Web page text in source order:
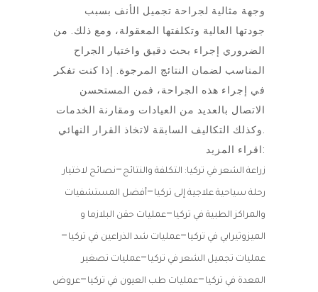
وجهة مثالية لجراحة تجميل الأنف بسبب
جودتها العالية وتكلفتها المعقولة، ومع ذلك. من
الضروري إجراء بحث دقيق واختيار الجراح
المناسب لضمان النتائج المرجوة. إذا كنت تفكر
في إجراء هذه الجراحة، فمن المستحسن
الاتصال بالعديد من العيادات ومقارنة الخدمات
اقراء المزيد:
زراعة الشعر في تركيا: التكلفة والنتائج –نصائح لاختيار
رحلة سياحية علاجية إلى تركيا –أفضل المستشفيات
والمراكز الطبية في تركيا –عمليات حقن البلازما و
الميزوثيرابي في تركيا –عمليات شد الذراعين في تركيا –
عمليات تجميل الشعر في تركيا –عمليات تصغير
المعدة في تركيا –عمليات طب العيون في تركيا –عروض